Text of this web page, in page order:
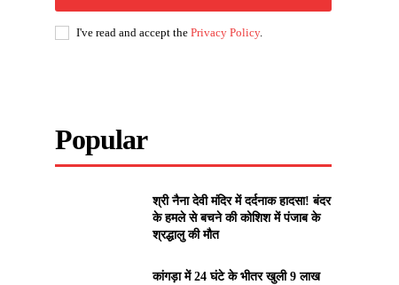
I've read and accept thePrivacy Policy.
Popular
श्री नैना देवी मंदिर में दर्दनाक हादसा! बंदर
के हमले से बचने की कोशिश में पंजाब के
श्रद्धालु की मौत
कांगड़ा में 24 घंटे के भीतर खुली 9 लाख